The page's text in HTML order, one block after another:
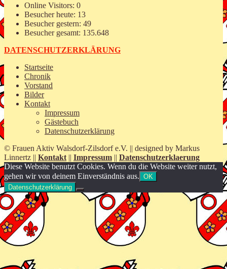
Online Visitors: 0
Besucher heute: 13
Besucher gestern: 49
Besucher gesamt: 135.648
DATENSCHUTZERKLÄRUNG
Startseite
Chronik
Vorstand
Bilder
Kontakt
Impressum
Gästebuch
Datenschutzerklärung
© Frauen Aktiv Walsdorf-Zilsdorf e.V. || designed by Markus
Linnertz || Kontakt || Impressum || Datenschutzerklaerung
Diese Website benutzt Cookies. Wenn du die Website weiter nutzt,
gehen wir von deinem Einverständnis aus. OK
Datenschutzerklärung